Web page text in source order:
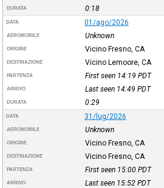
DURATA 0:18
DATA 01/ago/2026
AEROMOBILE Unknown
ORIGINE Vicino Fresno, CA
DESTINAZIONE Vicino Lemoore, CA
PARTENZA First seen 14:19 PDT
ARRIVO Last seen 14:49 PDT
DURATA 0:29
DATA 31/lug/2026
AEROMOBILE Unknown
ORIGINE Vicino Fresno, CA
DESTINAZIONE Vicino Fresno, CA
PARTENZA First seen 15:00 PDT
ARRIVO Last seen 15:52 PDT